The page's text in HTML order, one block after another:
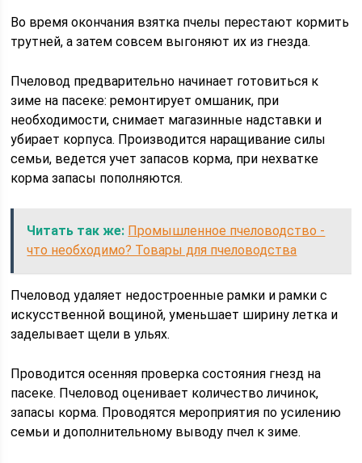
Во время окончания взятка пчелы перестают кормить
трутней, а затем совсем выгоняют их из гнезда.
Пчеловод предварительно начинает готовиться к
зиме на пасеке: ремонтирует омшаник, при
необходимости, снимает магазинные надставки и
убирает корпуса. Производится наращивание силы
семьи, ведется учет запасов корма, при нехватке
корма запасы пополняются.
Читать так же: Промышленное пчеловодство -
что необходимо? Товары для пчеловодства
Пчеловод удаляет недостроенные рамки и рамки с
искусственной вощиной, уменьшает ширину летка и
заделывает щели в ульях.
Проводится осенняя проверка состояния гнезд на
пасеке. Пчеловод оценивает количество личинок,
запасы корма. Проводятся мероприятия по усилению
семьи и дополнительному выводу пчел к зиме.